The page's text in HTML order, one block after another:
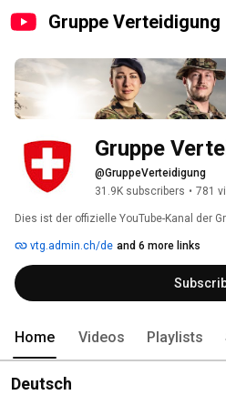
Gruppe Verteidigung
Gruppe
@GruppeVerteidigung
31.9K subscribers • 781
Dies ist der offizielle YouTube-Kanal der
vtg.admin.ch/de and 6 more links
Home Videos Playlists
Deutsch